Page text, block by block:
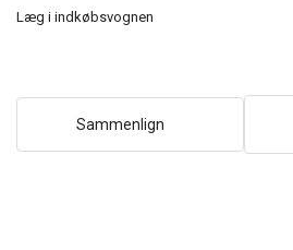
Læg i indkøbsvognen
Sammenlign